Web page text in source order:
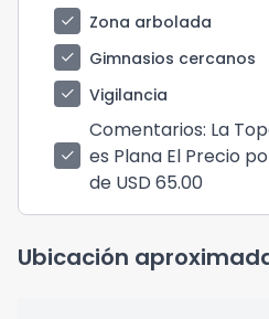
check
Zona arbolada
check
Gimnasios cercanos
check
Vigilancia
check
Comentarios: La
es Plana El Precio
de USD 65.00
Ubicación